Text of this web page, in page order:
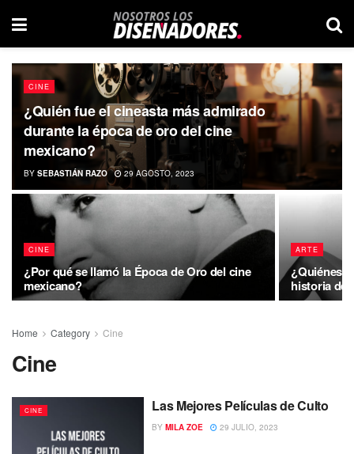
CINE
¿Quién fue el cineasta más admirado
durante la época de oro del cine
mexicano?
BY SEBASTIÁN RAZO 29 AGOSTO, 2023
CINE
¿Por qué se llamó la Época de Oro del cine
mexicano?
ARTE
¿Quiénes
historia del
Home Category Cine
Cine
CINE Las Mejores Películas de Culto
BY MILA ZOE 29 JULIO, 2023